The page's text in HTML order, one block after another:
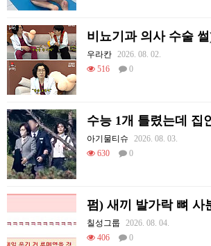
우라칸 2026. 08. 02.
516
0
아기물티슈
2026. 08. 03.
630
0
펌) 새끼 발가락 뼈 사
칠성그룹
2026. 08. 04.
406
0